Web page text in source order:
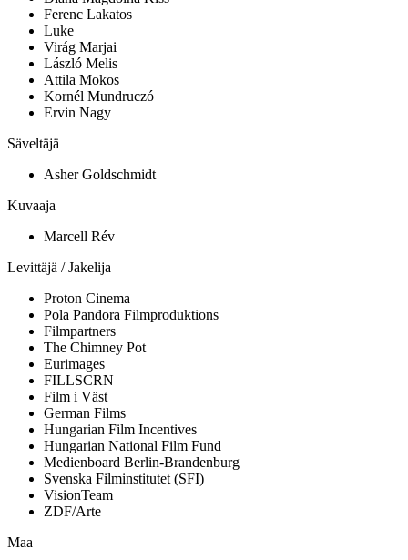
Ferenc Lakatos
Luke
Virág Marjai
László Melis
Attila Mokos
Kornél Mundruczó
Ervin Nagy
Säveltäjä
Asher Goldschmidt
Kuvaaja
Marcell Rév
Levittäjä / Jakelija
Proton Cinema
Pola Pandora Filmproduktions
Filmpartners
The Chimney Pot
Eurimages
FILLSCRN
Film i Väst
German Films
Hungarian Film Incentives
Hungarian National Film Fund
Medienboard Berlin-Brandenburg
Svenska Filminstitutet (SFI)
VisionTeam
ZDF/Arte
Maa